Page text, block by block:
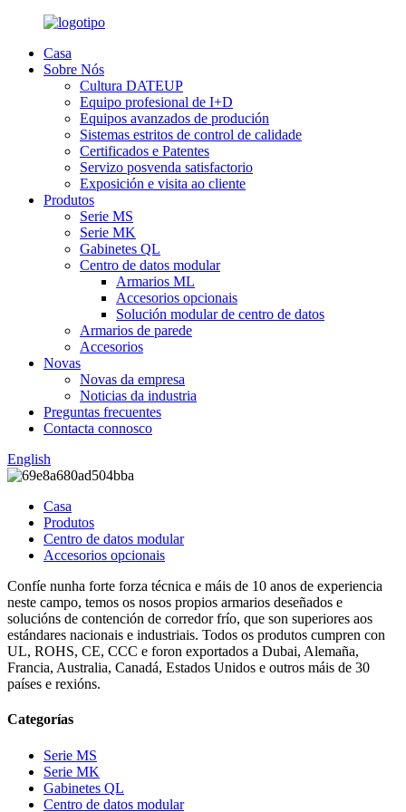
Casa
Sobre Nós
Cultura DATEUP
Equipo profesional de I+D
Equipos avanzados de produción
Sistemas estritos de control de calidade
Certificados e Patentes
Servizo posvenda satisfactorio
Exposición e visita ao cliente
Produtos
Serie MS
Serie MK
Gabinetes QL
Centro de datos modular
Armarios ML
Accesorios opcionais
Solución modular de centro de datos
Armarios de parede
Accesorios
Novas
Novas da empresa
Noticias da industria
Preguntas frecuentes
Contacta connosco
English
Casa
Produtos
Centro de datos modular
Accesorios opcionais
Confíe nunha forte forza técnica e máis de 10 anos de experiencia
neste campo, temos os nosos propios armarios deseñados e
solucións de contención de corredor frío, que son superiores aos
estándares nacionais e industriais. Todos os produtos cumpren con
UL, ROHS, CE, CCC e foron exportados a Dubai, Alemaña,
Francia, Australia, Canadá, Estados Unidos e outros máis de 30
países e rexións.
Categorías
Serie MS
Serie MK
Gabinetes QL
Centro de datos modular